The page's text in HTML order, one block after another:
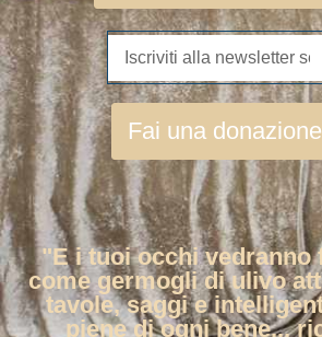
Fai una
"E i tuoi occhi vedranno
come germogli di ulivo
tavole, saggi e
piene di ogni bene...